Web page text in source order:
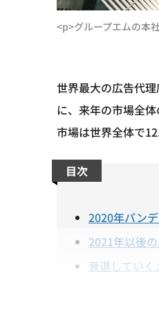
<p>グループエムの本
世界最大の広告代
に、来年の市場全
市場は世界全体で
目次
2020年パン
2021年以後
衰退していく